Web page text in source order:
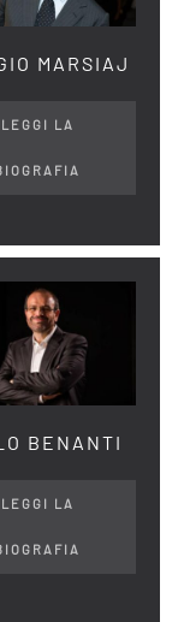
MARSIAJ
LEGGI LA
BENANTI
LEGGI LA